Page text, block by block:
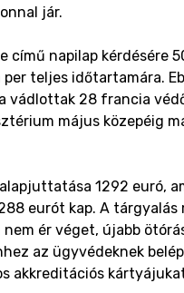
jár.
című napilap kérdésére
teljes időtartamára.
vádlottak 28 francia
május közepéig
1292 euró,
eurót kap. A
ér véget, újabb
az ügyvédeknek
akkreditációs